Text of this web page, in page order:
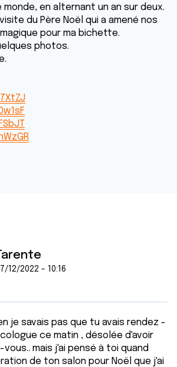
en alternant un an sur deux.
du Père Noël qui a amené nos
pour ma bichette.
photos.
Tarente
12/2022 - 10:16
je savais pas que tu avais rendez -
ce matin , désolée d'avoir
mais j'ai pensé à toi quand
de ton salon pour Noël que j'ai